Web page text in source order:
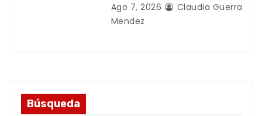
Ago 7, 2026
Claudia Guerra
Mendez
Búsqueda